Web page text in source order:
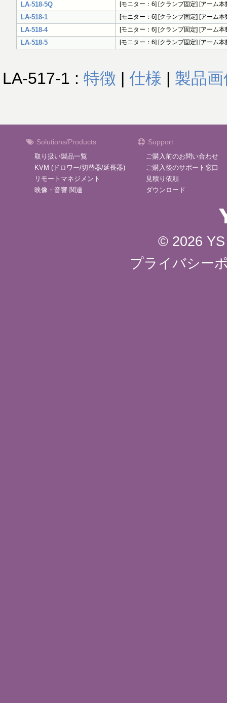
LA-518-5Q [モニター：6] [クランプ固定] [アーム
LA-518-1 [モニター：6] [クランプ固定] [アーム
LA-518-4 [モニター：6] [クランプ固定] [アーム
LA-518-5 [モニター：6] [クランプ固定] [アーム
LA-517-1 : 特徴 | 仕様 | 製品画
Solutions/Products
取り扱い製品一覧
KVM (ドロワー/切替器/延長器)
リモートマネジメント
映像・音響 関連
Support
ご購入前のお問い合わせ
ご購入後のサポート窓口
見積り依頼
ダウンロード
© 2026
プライバシー